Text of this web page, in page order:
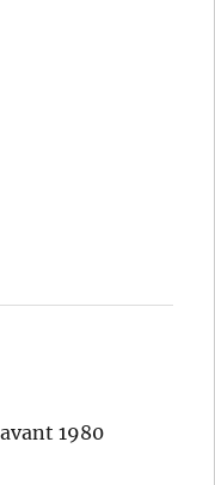
1980